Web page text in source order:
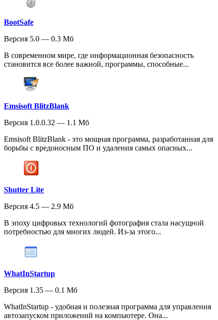
BootSafe
Версия 5.0 — 0.3 Мб
В современном мире, где информационная безопасность
становится все более важной, программы, способные...
Emsisoft BlitzBlank
Версия 1.0.0.32 — 1.1 Мб
Emsisoft BlitzBlank - это мощная программа, разработанная для
борьбы с вредоносным ПО и удаления самых опасных...
Shutter Lite
Версия 4.5 — 2.9 Мб
В эпоху цифровых технологий фотография стала насущной
потребностью для многих людей. Из-за этого...
WhatInStartup
Версия 1.35 — 0.1 Мб
WhatInStartup - удобная и полезная программа для управления
автозапуском приложений на компьютере. Она...